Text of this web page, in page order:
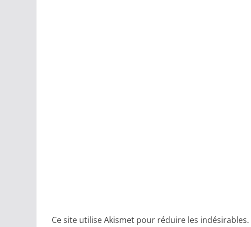
Ce site utilise Akismet pour réduire les indésirables.